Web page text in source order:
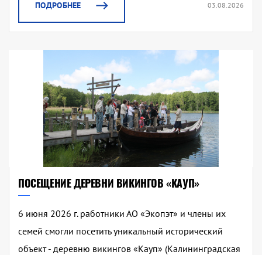
ПОДРОБНЕЕ 03.08.2026
ПОСЕЩЕНИЕ ДЕРЕВНИ ВИКИНГОВ «КАУП»
6 июня 2026 г. работники АО «Экопэт» и члены их
семей смогли посетить уникальный исторический
объект - деревню викингов «Кауп» (Калининградская